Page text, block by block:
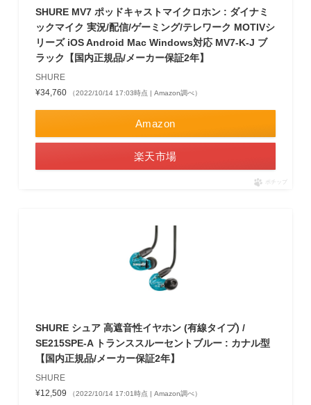
SHURE MV7 ポッドキャストマイクロホン : ダイナミ
ックマイク 実況/配信/ゲーミング/テレワーク MOTIVシ
リーズ iOS Android Mac Windows対応 MV7-K-J ブ
ラック【国内正規品/メーカー保証2年】
SHURE
¥34,760
（2022/10/14 17:03時点 | Amazon調べ）
Amazon
楽天市場
ポチップ
SHURE シュア 高遮音性イヤホン (有線タイプ) /
SE215SPE-A トランススルーセントブルー : カナル型
【国内正規品/メーカー保証2年】
SHURE
¥12,509
（2022/10/14 17:01時点 | Amazon調べ）